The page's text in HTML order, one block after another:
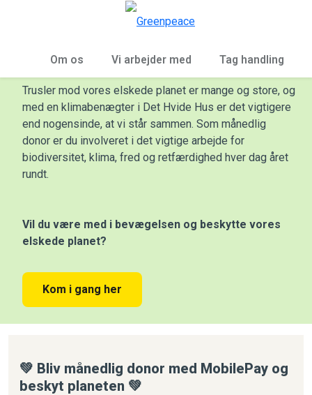
Om os Vi arbejder med Tag handling
Beskyt planeten
Trusler mod vores elskede planet er mange og store, og
med en klimabenægter i Det Hvide Hus er det vigtigere
end nogensinde, at vi står sammen. Som månedlig
donor er du involveret i det vigtige arbejde for
biodiversitet, klima, fred og retfærdighed hver dag året
rundt.
Vil du være med i bevægelsen og beskytte vores
elskede planet?
Kom i gang her
💚 Bliv månedlig donor med MobilePay og
beskyt planeten 💚